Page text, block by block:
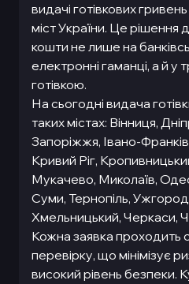
видачі готівкових
міст України. Це рішення
кошти не лише на
електронні гаманці, а й у
готівкою.
На сьогодні видача
таких містах: Вінниця,
Запоріжжя, Івано-
Кривий Ріг,
Мукачево, Миколаїв,
Суми, Тернопіль,
Хмельницький, Черкаси,
Кожна заявка проходить
перевірку, що мінімізує
високий рівень безпеки.